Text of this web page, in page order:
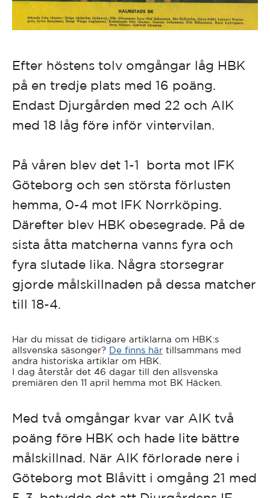
Efter höstens tolv omgångar låg HBK
på en tredje plats med 16 poäng.
Endast Djurgården med 22 och AIK
med 18 låg före inför vintervilan.
På våren blev det 1-1 borta mot IFK
Göteborg och sen största förlusten
hemma, 0-4 mot IFK Norrköping.
Därefter blev HBK obesegrade. På de
sista åtta matcherna vanns fyra och
fyra slutade lika. Några storsegrar
gjorde målskillnaden på dessa matcher
till 18-4.
Har du missat de tidigare artiklarna om HBK:s
allsvenska säsonger? De finns här tillsammans med
andra historiska artiklar om HBK.
I dag återstår det 46 dagar till den allsvenska
premiären den 11 april hemma mot BK Häcken.
Med två omgångar kvar var AIK två
poäng före HBK och hade lite bättre
målskillnad. När AIK förlorade nere i
Göteborg mot Blåvitt i omgång 21 med